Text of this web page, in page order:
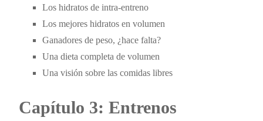
Los hidratos de intra-entreno
Los mejores hidratos en volumen
Ganadores de peso, ¿hace falta?
Una dieta completa de volumen
Una visión sobre las comidas libres
Capítulo 3: Entrenos